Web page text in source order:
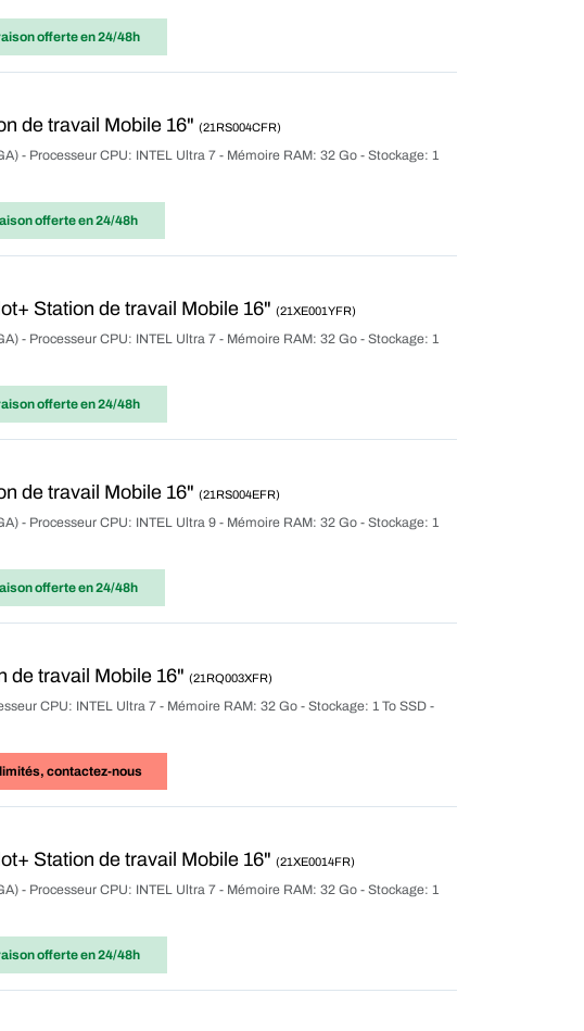
offerteen 24/48h
de travail Mobile 16" (21RS004CFR)
- Processeur CPU: INTEL Ultra 7 - Mémoire RAM: 32 Go - Stockage: 1
offerteen 24/48h
Station de travail Mobile 16" (21XE001YFR)
- Processeur CPU: INTEL Ultra 7 - Mémoire RAM: 32 Go - Stockage: 1
offerteen 24/48h
de travail Mobile 16" (21RS004EFR)
- Processeur CPU: INTEL Ultra 9 - Mémoire RAM: 32 Go - Stockage: 1
offerteen 24/48h
de travail Mobile 16" (21RQ003XFR)
CPU: INTEL Ultra 7 - Mémoire RAM: 32 Go - Stockage: 1 To SSD -
, contactez-nous
Station de travail Mobile 16" (21XE0014FR)
- Processeur CPU: INTEL Ultra 7 - Mémoire RAM: 32 Go - Stockage: 1
offerteen 24/48h